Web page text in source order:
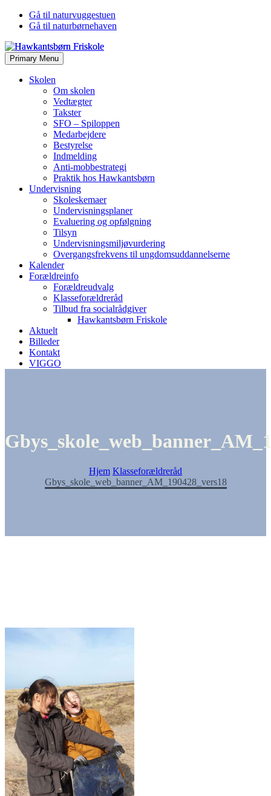
Gå til naturvuggestuen
Gå til naturbørnehaven
Primary Menu
Skolen
Om skolen
Vedtægter
Takster
SFO – Spiloppen
Medarbejdere
Bestyrelse
Indmelding
Anti-mobbestrategi
Praktik hos Hawkantsbørn
Undervisning
Skoleskemaer
Undervisningsplaner
Evaluering og opfølgning
Tilsyn
Undervisningsmiljøvurdering
Overgangsfrekvens til ungdomsuddannelserne
Kalender
Forældreinfo
Forældreudvalg
Klasseforældreråd
Tilbud fra socialrådgiver
Hawkantsbørn Friskole
Aktuelt
Billeder
Kontakt
VIGGO
Hjem Klasseforældreråd
Gbys_skole_web_banner_AM_190428_vers18